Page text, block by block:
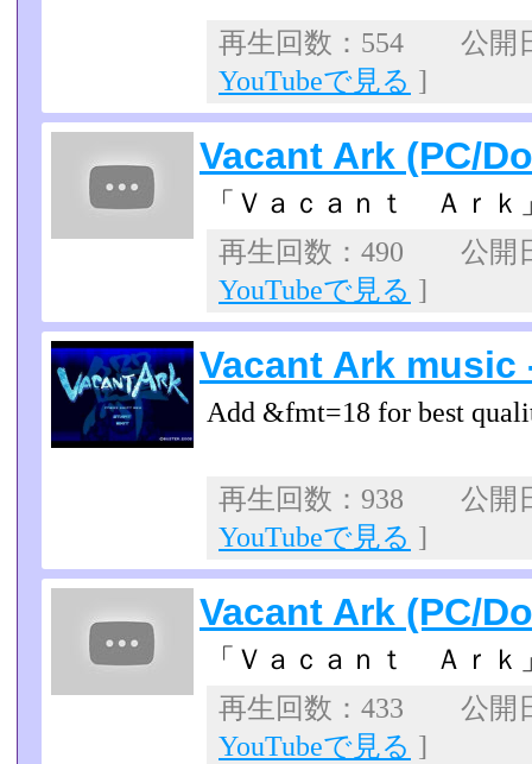
再生回数：554 公開
YouTubeで見る ]
Vacant Ark (PC/
「Ｖａｃａｎｔ Ａｒｋ
再生回数：490 公開
YouTubeで見る ]
Vacant Ark music
Add &fmt=18 for best
再生回数：938 公開
YouTubeで見る ]
Vacant Ark (PC/
「Ｖａｃａｎｔ Ａｒｋ
再生回数：433 公開
YouTubeで見る ]